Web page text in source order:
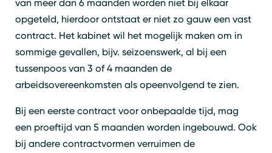
van meer dan 6 maanden worden niet bij elkaar
opgeteld, hierdoor ontstaat er niet zo gauw een vast
contract. Het kabinet wil het mogelijk maken om in
sommige gevallen, bijv. seizoenswerk, al bij een
tussenpoos van 3 of 4 maanden de
arbeidsovereenkomsten als opeenvolgend te zien.
Bij een eerste contract voor onbepaalde tijd, mag
een proeftijd van 5 maanden worden ingebouwd. Ook
bij andere contractvormen verruimen de